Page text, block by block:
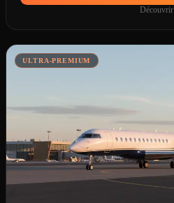
Découvrir
ULTRA-PREMIUM